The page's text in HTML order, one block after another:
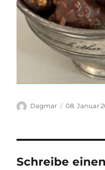
Autor
Dagmar 08. Januar
Schreibe